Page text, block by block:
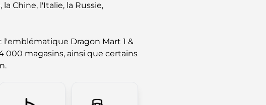
Chine, l'Italie, la Russie,
Dragon Mart 1 &
000 magasins, ainsi que certains